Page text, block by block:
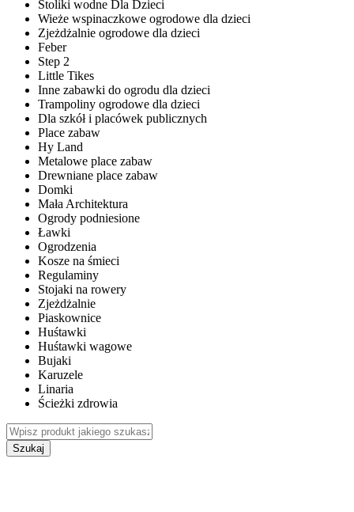
Stoliki wodne Dla Dzieci
Wieże wspinaczkowe ogrodowe dla dzieci
Zjeżdżalnie ogrodowe dla dzieci
Feber
Step 2
Little Tikes
Inne zabawki do ogrodu dla dzieci
Trampoliny ogrodowe dla dzieci
Dla szkół i placówek publicznych
Place zabaw
Hy Land
Metalowe place zabaw
Drewniane place zabaw
Domki
Mała Architektura
Ogrody podniesione
Ławki
Ogrodzenia
Kosze na śmieci
Regulaminy
Stojaki na rowery
Zjeżdżalnie
Piaskownice
Huśtawki
Huśtawki wagowe
Bujaki
Karuzele
Linaria
Ścieżki zdrowia
Szukaj